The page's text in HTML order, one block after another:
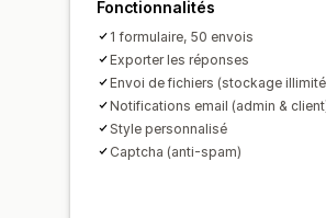
Fonctionnalités
1 formulaire, 50 envois
Exporter les réponses
Envoi de fichiers (stockage
Notifications email (admin &
Style personnalisé
Captcha (anti-spam)